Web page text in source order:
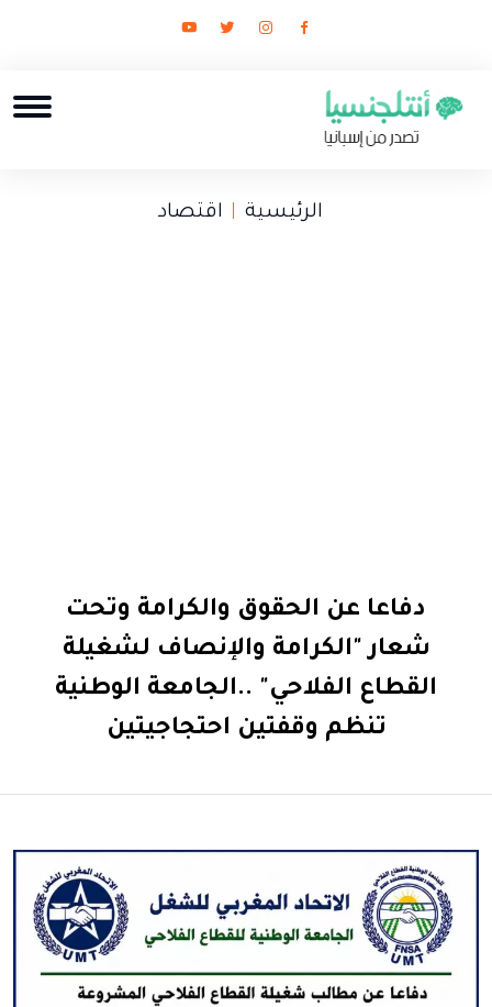
الرئيسية اقتصاد
دفاعا عن الحقوق والكرامة وتحت
شعار "الكرامة والإنصاف لشغيلة
القطاع الفلاحي" ..الجامعة الوطنية
تنظم وقفتين احتجاجيتين